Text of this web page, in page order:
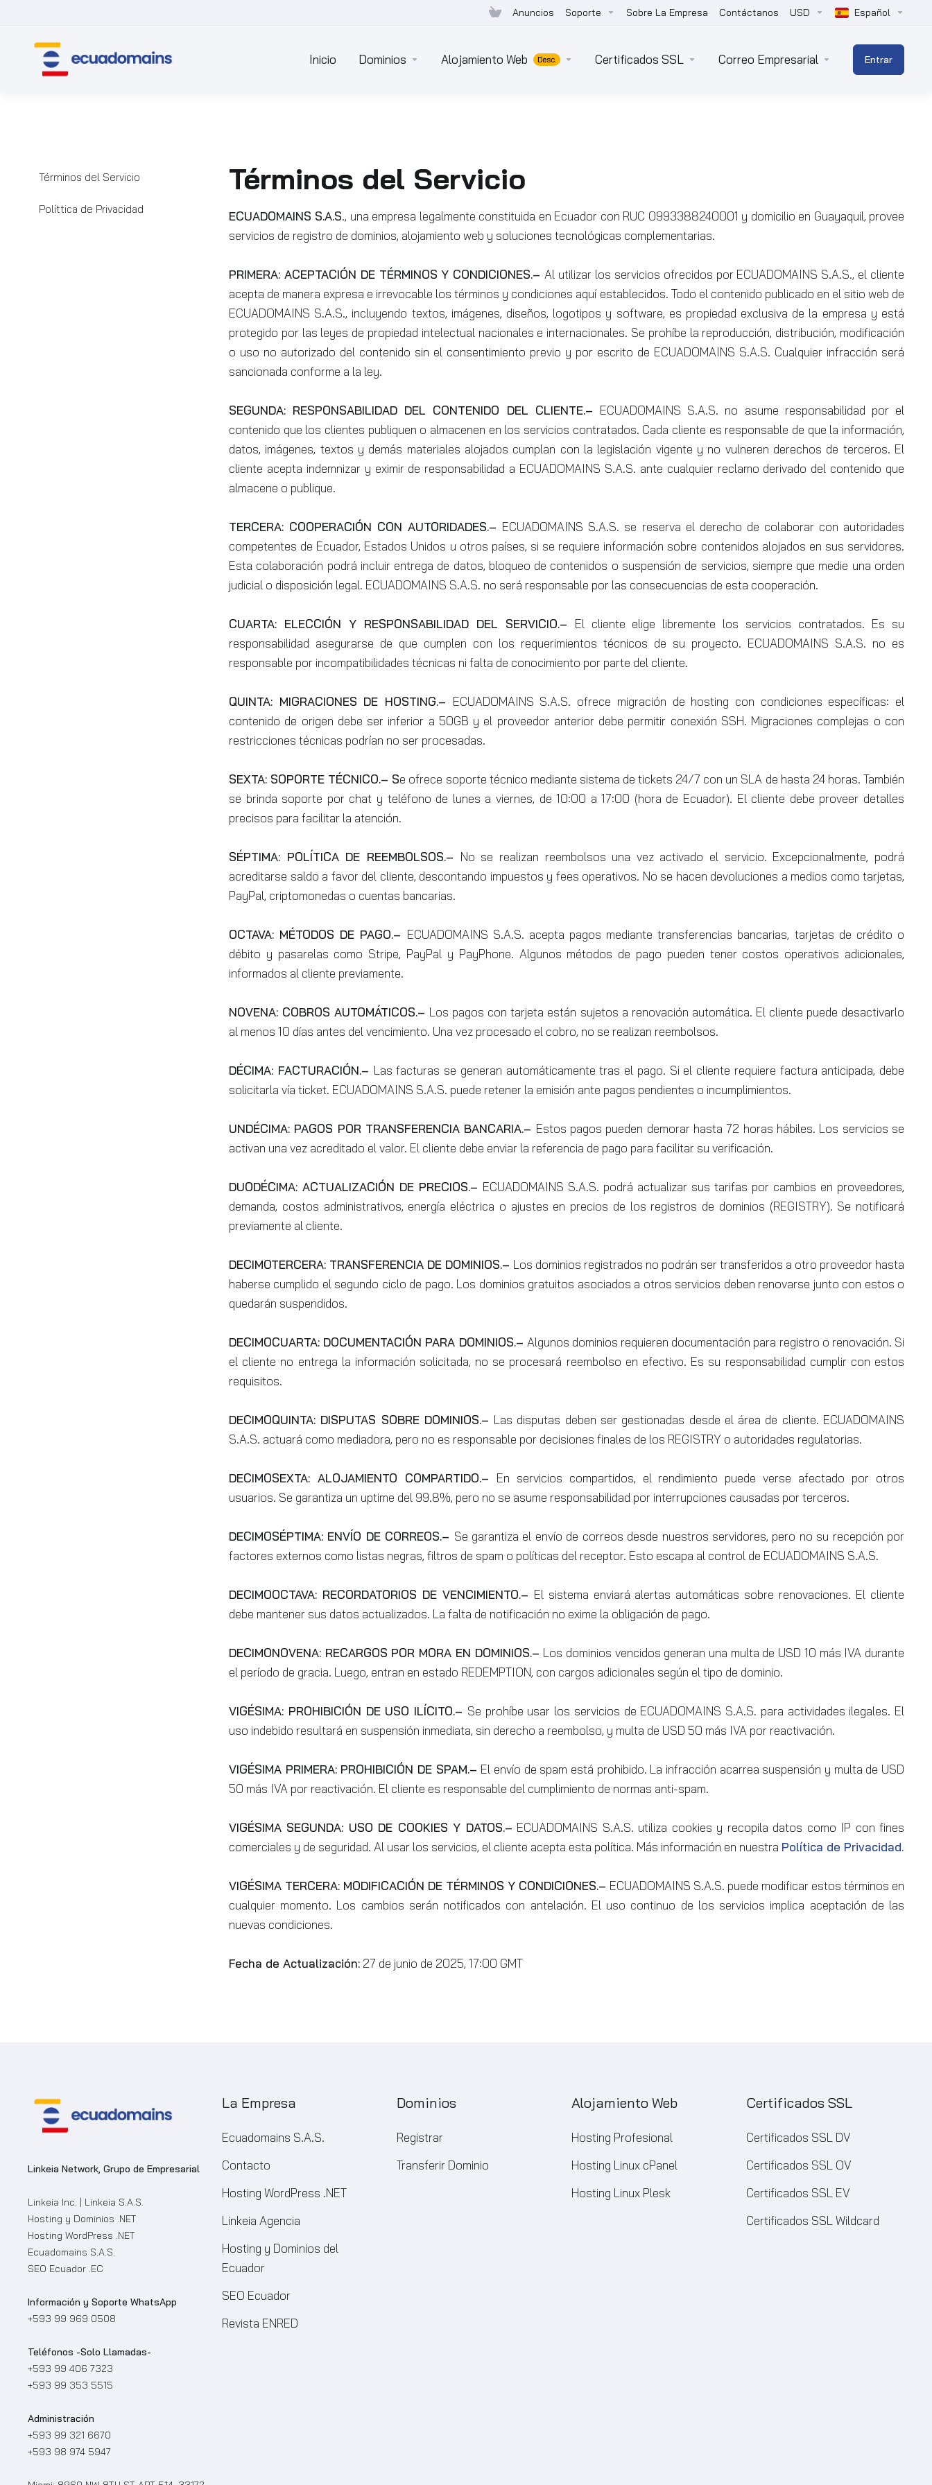
Anuncios Soporte Sobre La Empresa Contáctanos USD Español
Inicio Dominios Alojamiento Web Desc. Certificados SSL Correo Empresarial Entrar
Términos del Servicio
Políttica de Privacidad
Términos del Servicio
ECUADOMAINS S.A.S., una empresa legalmente constituida en Ecuador con RUC 0993388240001 y domicilio en Guayaquil, provee
servicios de registro de dominios, alojamiento web y soluciones tecnológicas complementarias.
PRIMERA: ACEPTACIÓN DE TÉRMINOS Y CONDICIONES.– Al utilizar los servicios ofrecidos por ECUADOMAINS S.A.S., el cliente
acepta de manera expresa e irrevocable los términos y condiciones aquí establecidos. Todo el contenido publicado en el sitio web de
ECUADOMAINS S.A.S., incluyendo textos, imágenes, diseños, logotipos y software, es propiedad exclusiva de la empresa y está
protegido por las leyes de propiedad intelectual nacionales e internacionales. Se prohíbe la reproducción, distribución, modificación
o uso no autorizado del contenido sin el consentimiento previo y por escrito de ECUADOMAINS S.A.S. Cualquier infracción será
sancionada conforme a la ley.
SEGUNDA: RESPONSABILIDAD DEL CONTENIDO DEL CLIENTE.– ECUADOMAINS S.A.S. no asume responsabilidad por el
contenido que los clientes publiquen o almacenen en los servicios contratados. Cada cliente es responsable de que la información,
datos, imágenes, textos y demás materiales alojados cumplan con la legislación vigente y no vulneren derechos de terceros. El
cliente acepta indemnizar y eximir de responsabilidad a ECUADOMAINS S.A.S. ante cualquier reclamo derivado del contenido que
almacene o publique.
TERCERA: COOPERACIÓN CON AUTORIDADES.– ECUADOMAINS S.A.S. se reserva el derecho de colaborar con autoridades
competentes de Ecuador, Estados Unidos u otros países, si se requiere información sobre contenidos alojados en sus servidores.
Esta colaboración podrá incluir entrega de datos, bloqueo de contenidos o suspensión de servicios, siempre que medie una orden
judicial o disposición legal. ECUADOMAINS S.A.S. no será responsable por las consecuencias de esta cooperación.
CUARTA: ELECCIÓN Y RESPONSABILIDAD DEL SERVICIO.– El cliente elige libremente los servicios contratados. Es su
responsabilidad asegurarse de que cumplen con los requerimientos técnicos de su proyecto. ECUADOMAINS S.A.S. no es
responsable por incompatibilidades técnicas ni falta de conocimiento por parte del cliente.
QUINTA: MIGRACIONES DE HOSTING.– ECUADOMAINS S.A.S. ofrece migración de hosting con condiciones específicas: el
contenido de origen debe ser inferior a 50GB y el proveedor anterior debe permitir conexión SSH. Migraciones complejas o con
restricciones técnicas podrían no ser procesadas.
SEXTA: SOPORTE TÉCNICO.– Se ofrece soporte técnico mediante sistema de tickets 24/7 con un SLA de hasta 24 horas. También
se brinda soporte por chat y teléfono de lunes a viernes, de 10:00 a 17:00 (hora de Ecuador). El cliente debe proveer detalles
precisos para facilitar la atención.
SÉPTIMA: POLÍTICA DE REEMBOLSOS.– No se realizan reembolsos una vez activado el servicio. Excepcionalmente, podrá
acreditarse saldo a favor del cliente, descontando impuestos y fees operativos. No se hacen devoluciones a medios como tarjetas,
PayPal, criptomonedas o cuentas bancarias.
OCTAVA: MÉTODOS DE PAGO.– ECUADOMAINS S.A.S. acepta pagos mediante transferencias bancarias, tarjetas de crédito o
débito y pasarelas como Stripe, PayPal y PayPhone. Algunos métodos de pago pueden tener costos operativos adicionales,
informados al cliente previamente.
NOVENA: COBROS AUTOMÁTICOS.– Los pagos con tarjeta están sujetos a renovación automática. El cliente puede desactivarlo
al menos 10 días antes del vencimiento. Una vez procesado el cobro, no se realizan reembolsos.
DÉCIMA: FACTURACIÓN.– Las facturas se generan automáticamente tras el pago. Si el cliente requiere factura anticipada, debe
solicitarla vía ticket. ECUADOMAINS S.A.S. puede retener la emisión ante pagos pendientes o incumplimientos.
UNDÉCIMA: PAGOS POR TRANSFERENCIA BANCARIA.– Estos pagos pueden demorar hasta 72 horas hábiles. Los servicios se
activan una vez acreditado el valor. El cliente debe enviar la referencia de pago para facilitar su verificación.
DUODÉCIMA: ACTUALIZACIÓN DE PRECIOS.– ECUADOMAINS S.A.S. podrá actualizar sus tarifas por cambios en proveedores,
demanda, costos administrativos, energía eléctrica o ajustes en precios de los registros de dominios (REGISTRY). Se notificará
previamente al cliente.
DECIMOTERCERA: TRANSFERENCIA DE DOMINIOS.– Los dominios registrados no podrán ser transferidos a otro proveedor hasta
haberse cumplido el segundo ciclo de pago. Los dominios gratuitos asociados a otros servicios deben renovarse junto con estos o
quedarán suspendidos.
DECIMOCUARTA: DOCUMENTACIÓN PARA DOMINIOS.– Algunos dominios requieren documentación para registro o renovación. Si
el cliente no entrega la información solicitada, no se procesará reembolso en efectivo. Es su responsabilidad cumplir con estos
requisitos.
DECIMOQUINTA: DISPUTAS SOBRE DOMINIOS.– Las disputas deben ser gestionadas desde el área de cliente. ECUADOMAINS
S.A.S. actuará como mediadora, pero no es responsable por decisiones finales de los REGISTRY o autoridades regulatorias.
DECIMOSEXTA: ALOJAMIENTO COMPARTIDO.– En servicios compartidos, el rendimiento puede verse afectado por otros
usuarios. Se garantiza un uptime del 99.8%, pero no se asume responsabilidad por interrupciones causadas por terceros.
DECIMOSÉPTIMA: ENVÍO DE CORREOS.– Se garantiza el envío de correos desde nuestros servidores, pero no su recepción por
factores externos como listas negras, filtros de spam o políticas del receptor. Esto escapa al control de ECUADOMAINS S.A.S.
DECIMOOCTAVA: RECORDATORIOS DE VENCIMIENTO.– El sistema enviará alertas automáticas sobre renovaciones. El cliente
debe mantener sus datos actualizados. La falta de notificación no exime la obligación de pago.
DECIMONOVENA: RECARGOS POR MORA EN DOMINIOS.– Los dominios vencidos generan una multa de USD 10 más IVA durante
el período de gracia. Luego, entran en estado REDEMPTION, con cargos adicionales según el tipo de dominio.
VIGÉSIMA: PROHIBICIÓN DE USO ILÍCITO.– Se prohíbe usar los servicios de ECUADOMAINS S.A.S. para actividades ilegales. El
uso indebido resultará en suspensión inmediata, sin derecho a reembolso, y multa de USD 50 más IVA por reactivación.
VIGÉSIMA PRIMERA: PROHIBICIÓN DE SPAM.– El envío de spam está prohibido. La infracción acarrea suspensión y multa de USD
50 más IVA por reactivación. El cliente es responsable del cumplimiento de normas anti-spam.
VIGÉSIMA SEGUNDA: USO DE COOKIES Y DATOS.– ECUADOMAINS S.A.S. utiliza cookies y recopila datos como IP con fines
comerciales y de seguridad. Al usar los servicios, el cliente acepta esta política. Más información en nuestra Política de Privacidad.
VIGÉSIMA TERCERA: MODIFICACIÓN DE TÉRMINOS Y CONDICIONES.– ECUADOMAINS S.A.S. puede modificar estos términos en
cualquier momento. Los cambios serán notificados con antelación. El uso continuo de los servicios implica aceptación de las
nuevas condiciones.
Fecha de Actualización: 27 de junio de 2025, 17:00 GMT
Linkeia Network, Grupo de Empresarial
Linkeia Inc. | Linkeia S.A.S.
Hosting y Dominios .NET
Hosting WordPress .NET
Ecuadomains S.A.S.
SEO Ecuador .EC
Información y Soporte WhatsApp
+593 99 969 0508
Teléfonos -Solo Llamadas-
+593 99 406 7323
+593 99 353 5515
Administración
+593 99 321 6670
+593 98 974 5947
La Empresa
Ecuadomains S.A.S.
Contacto
Hosting WordPress .NET
Linkeia Agencia
Hosting y Dominios del
Ecuador
SEO Ecuador
Revista ENRED
Dominios
Registrar
Transferir Dominio
Alojamiento Web
Hosting Profesional
Hosting Linux cPanel
Hosting Linux Plesk
Certificados SSL
Certificados SSL DV
Certificados SSL OV
Certificados SSL EV
Certificados SSL Wildcard